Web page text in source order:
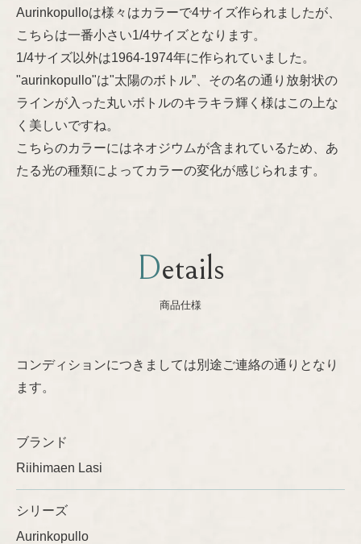
Other
Kaj Franck
Lisa Larson
Marianne Westman
Nanny Still
Sylvia Leuchovius
Timo Sarpaneva
Ulla Procopé
Shop Information
特定商取引法に基づく表記
プライバシーポリシー
Aurinkopulloは様々はカラーで4サイズ作られましたが、
こちらは一番小さい1/4サイズとなります。
1/4サイズ以外は1964-1974年に作られていました。
"aurinkopullo"は"太陽のボトル”、その名の通り放射状の
ラインが入った丸いボトルのキラキラ輝く様はこの上な
く美しいですね。
こちらのカラーにはネオジウムが含まれているため、あ
たる光の種類によってカラーの変化が感じられます。
Details
商品仕様
コンディションにつきましては別途ご連絡の通りとなり
ます。
ブランド
Riihimaen Lasi
シリーズ
Aurinkopullo